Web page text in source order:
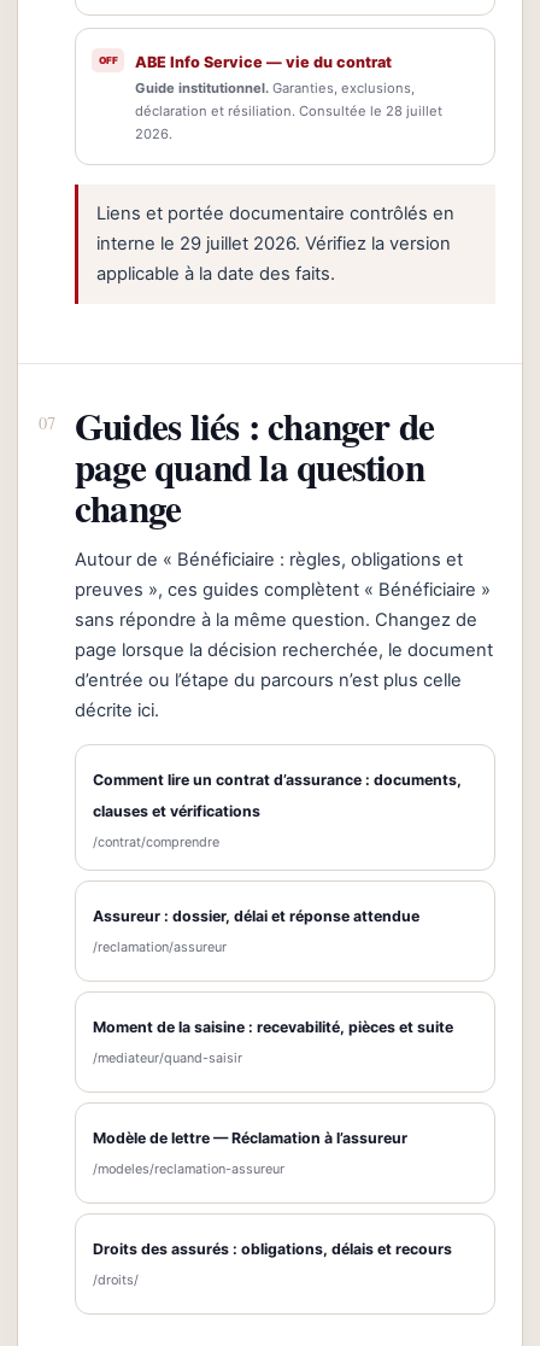
ABE Info Service — vie du contrat
Guide institutionnel. Garanties, exclusions,
déclaration et résiliation. Consultée le 28 juillet
2026.
Liens et portée documentaire contrôlés en
interne le 29 juillet 2026. Vérifiez la version
applicable à la date des faits.
Guides liés : changer de
page quand la question
change
Autour de « Bénéficiaire : règles, obligations et
preuves », ces guides complètent « Bénéficiaire »
sans répondre à la même question. Changez de
page lorsque la décision recherchée, le document
d’entrée ou l’étape du parcours n’est plus celle
décrite ici.
Comment lire un contrat d’assurance : documents,
clauses et vérifications
/contrat/comprendre
Assureur : dossier, délai et réponse attendue
/reclamation/assureur
Moment de la saisine : recevabilité, pièces et suite
/mediateur/quand-saisir
Modèle de lettre — Réclamation à l’assureur
/modeles/reclamation-assureur
Droits des assurés : obligations, délais et recours
/droits/